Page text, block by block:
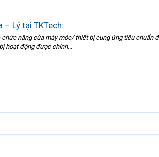
– Lý tại TKTech:
năng của máy móc/ thiết bị cung ứng tiêu chuẩn
hoạt động được chính...